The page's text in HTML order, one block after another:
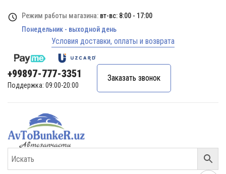
Режим работы магазина: вт-вс: 8:00 - 17:00
Понедельник - выходной день
Условия доставки, оплаты и возврата
+99897-777-3351
Поддержка: 09:00-20:00
Заказать звонок